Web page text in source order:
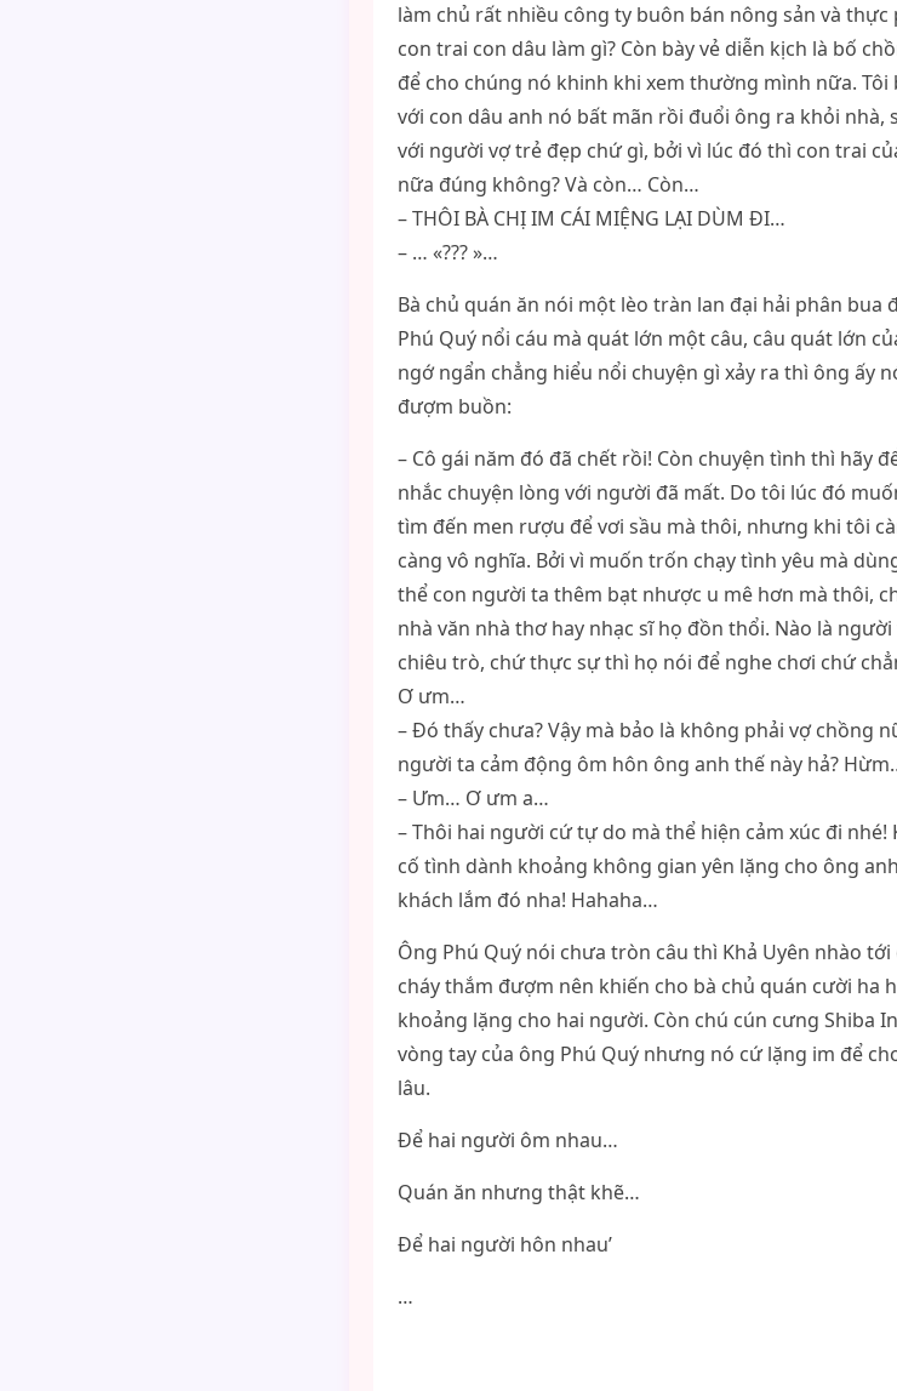
làm chủ rất nhiều công ty buôn bán nông sản và
con trai con dâu làm gì? Còn bày vẻ diễn kịch là bố
để cho chúng nó khinh khi xem thường mình nữa.
với con dâu anh nó bất mãn rồi đuổi ông ra khỏi nhà,
với người vợ trẻ đẹp chứ gì, bởi vì lúc đó thì con trai
nữa đúng không? Và còn… Còn…
– THÔI BÀ CHỊ IM CÁI MIỆNG LẠI DÙM ĐI…
– … «??? »…
Bà chủ quán ăn nói một lèo tràn lan đại hải phân
Phú Quý nổi cáu mà quát lớn một câu, câu quát lớn
ngớ ngẩn chẳng hiểu nổi chuyện gì xảy ra thì ông ấy
đượm buồn:
– Cô gái năm đó đã chết rồi! Còn chuyện tình thì hãy
nhắc chuyện lòng với người đã mất. Do tôi lúc đó
tìm đến men rượu để vơi sầu mà thôi, nhưng khi tôi
càng vô nghĩa. Bởi vì muốn trốn chạy tình yêu mà
thể con người ta thêm bạt nhược u mê hơn mà thôi,
nhà văn nhà thơ hay nhạc sĩ họ đồn thổi. Nào là
chiêu trò, chứ thực sự thì họ nói để nghe chơi chứ
Ơ ưm…
– Đó thấy chưa? Vậy mà bảo là không phải vợ chồng
người ta cảm động ôm hôn ông anh thế này hả?
– Ưm… Ơ ưm a…
– Thôi hai người cứ tự do mà thể hiện cảm xúc đi
cố tình dành khoảng không gian yên lặng cho ông
khách lắm đó nha! Hahaha…
Ông Phú Quý nói chưa tròn câu thì Khả Uyên nhào
cháy thắm đượm nên khiến cho bà chủ quán cười ha
khoảng lặng cho hai người. Còn chú cún cưng Shiba
vòng tay của ông Phú Quý nhưng nó cứ lặng im để
lâu.
Để hai người ôm nhau…
Quán ăn nhưng thật khẽ…
Để hai người hôn nhau’
…